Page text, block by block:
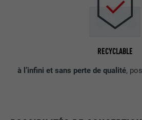
RECYCLABLE
à l’infini et sans perte de qualité,